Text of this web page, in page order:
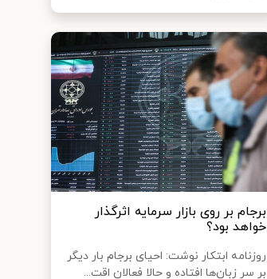
برجام بر روی بازار سرمایه اثرگذار
خواهد بود؟
روزنامه ابتکار نوشت: احیای برجام بار دیگر
بر سر زبان‌ها افتاده و حالا فعالان اقت...